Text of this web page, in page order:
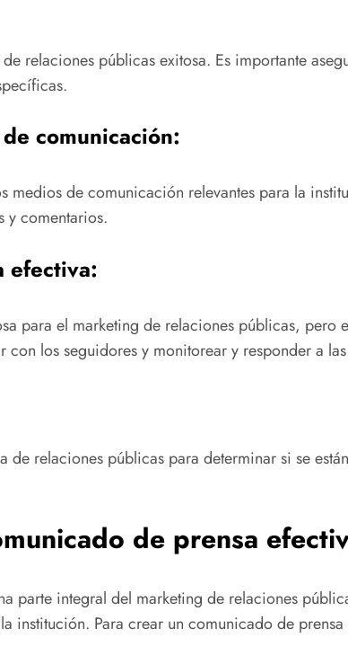
relaciones públicas exitosa. Es importante
comunicación:
medios de comunicación relevantes para la
y comentarios.
efectiva:
para el marketing de relaciones públicas,
los seguidores y monitorear y responder a
relaciones públicas para determinar si se
de prensa
parte integral del marketing de relaciones
Para crear un comunicado de